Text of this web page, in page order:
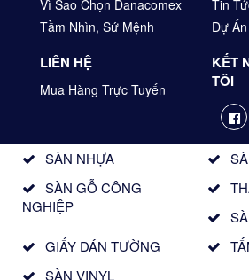
Vì Sao Chọn Danacomex
Tầm Nhìn, Sứ Mệnh
LIÊN HỆ
Mua Hàng Trực Tuyến
Tin
Dự Án
KẾT
TÔI
SÀN NHỰA
SÀN GỖ CÔNG
NGHIỆP
GIẤY DÁN TƯỜNG
SÀN VINYL